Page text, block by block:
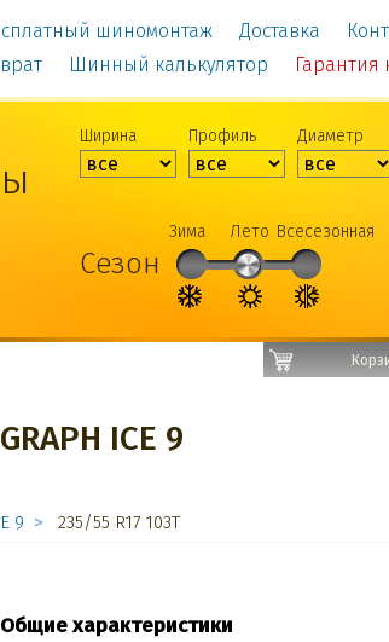
шиномонтаж Доставка
Шинный калькулятор Гарантия
Ширина Профиль Диаметр
Сезон
Зима Лето Всесезонная
ICE 9
9 235/55 R17 103T
Общие характеристики